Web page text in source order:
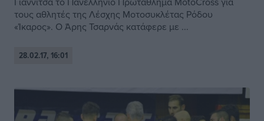
τους αθλητές της Λέσχης Μοτοσυκλέτας Ρόδου
«Ίκαρος». Ο Άρης Τσαρνάς κατάφερε με ...
28.02.17, 16:01